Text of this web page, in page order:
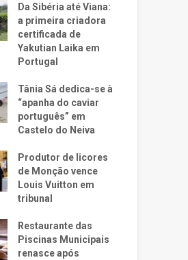
Da Sibéria até Viana:
a primeira criadora
certificada de
Yakutian Laika em
Portugal
Tânia Sá dedica-se à
“apanha do caviar
português” em
Castelo do Neiva
Produtor de licores
de Monção vence
Louis Vuitton em
tribunal
Restaurante das
Piscinas Municipais
renasce após